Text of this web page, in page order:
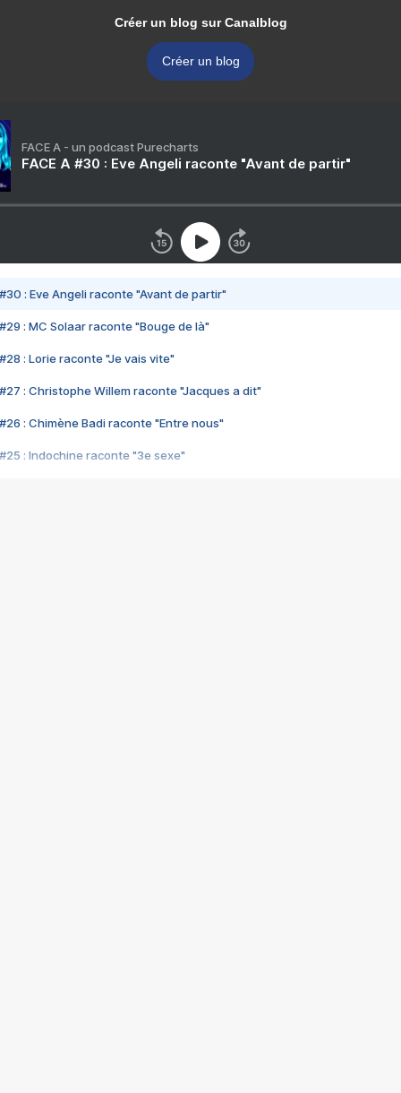
Créer un blog sur Canalblog
Créer un blog
FACE A - un podcast Purecharts
FACE A #30 : Eve Angeli raconte "Avant de partir"
#30 : Eve Angeli raconte "Avant de partir"
#29 : MC Solaar raconte "Bouge de là"
#28 : Lorie raconte "Je vais vite"
#27 : Christophe Willem raconte "Jacques a dit"
#26 : Chimène Badi raconte "Entre nous"
#25 : Indochine raconte "3e sexe"